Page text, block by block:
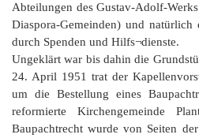
Abteilungen des Gustav-Adolf-
Diaspora-Gemeinden) und natürlich
durch Spenden und Hilfs¬dienste.
Ungeklärt war bis dahin die
24. April 1951 trat der
um die Bestellung eines
reformierte Kirchengemeinde
Baupachtrecht wurde von Seiten